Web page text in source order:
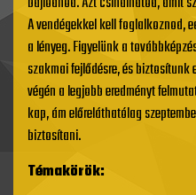
A vendégekkel kell foglalkoznod,
a lényeg. Figyelünk a
szakmai fejlődésre, és biztosítunk
végén a legjobb eredményt
kap, ám előreláthatólag
biztosítani.
Témakörök: